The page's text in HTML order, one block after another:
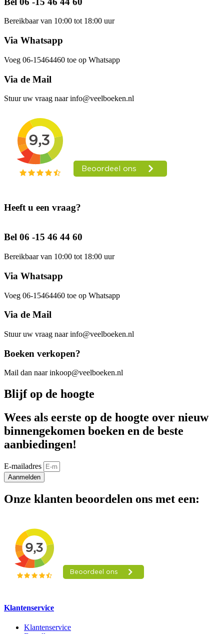
Bereikbaar van 10:00 tot 18:00 uur
Via Whatsapp
Voeg 06-15464460 toe op Whatsapp
Via de Mail
Stuur uw vraag naar info@veelboeken.nl
Heeft u een vraag?
Bel 06 -15 46 44 60
Bereikbaar van 10:00 tot 18:00 uur
Via Whatsapp
Voeg 06-15464460 toe op Whatsapp
Via de Mail
Stuur uw vraag naar info@veelboeken.nl
Boeken verkopen?
Mail dan naar inkoop@veelboeken.nl
Blijf op de hoogte
Wees als eerste op de hoogte over nieuw
binnengekomen boeken en de beste
aanbiedingen!
E-mailadres
Aanmelden
Onze klanten beoordelen ons met een:
Klantenservice
Klantenservice